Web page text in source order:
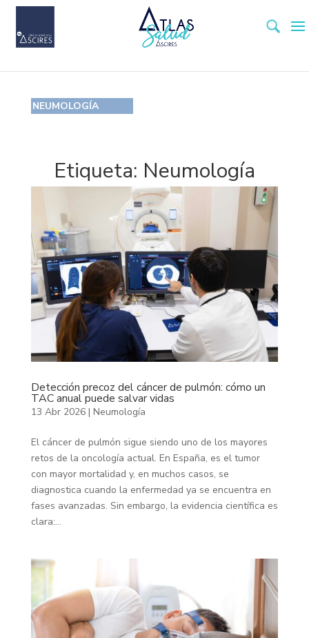
NEUMOLOGÍA
Etiqueta: Neumología
Detección precoz del cáncer de pulmón: cómo un
TAC anual puede salvar vidas
13 Abr 2026| Neumología
El cáncer de pulmón sigue siendo uno de los mayores
retos de la oncología actual. En España, es el tumor
con mayor mortalidad y, en muchos casos, se
diagnostica cuando la enfermedad ya se encuentra en
fases avanzadas. Sin embargo, la evidencia científica es
clara:...